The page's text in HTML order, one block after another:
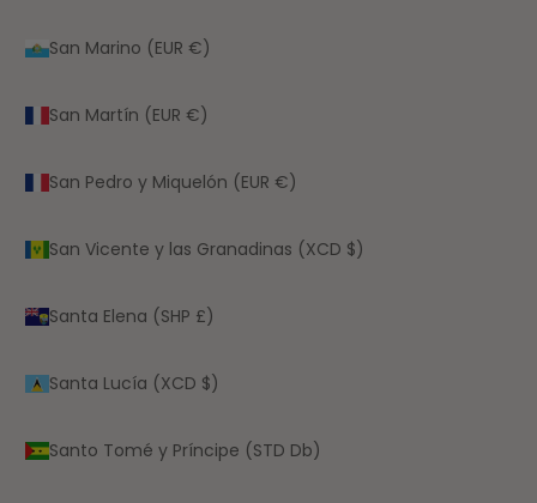
San Marino (EUR €)
San Martín (EUR €)
San Pedro y Miquelón (EUR €)
San Vicente y las Granadinas (XCD $)
Santa Elena (SHP £)
Santa Lucía (XCD $)
Santo Tomé y Príncipe (STD Db)